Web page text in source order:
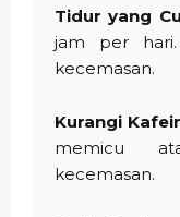
Tidur yang
jam per
kecemasan.
Kurangi
memicu
kecemasan.